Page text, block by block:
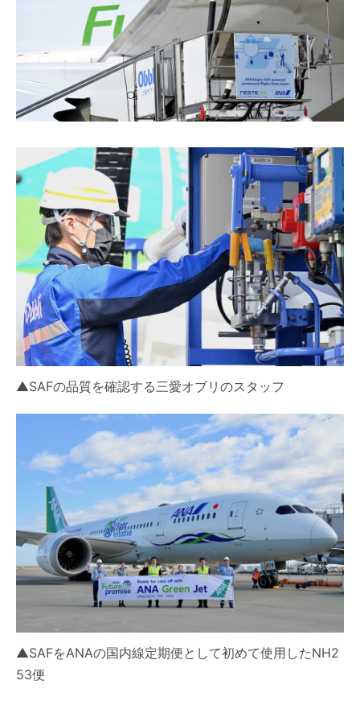
▲SAFの品質を確認する三愛オブリのスタッフ
▲SAFをANAの国内線定期便として初めて使用したNH2
53便